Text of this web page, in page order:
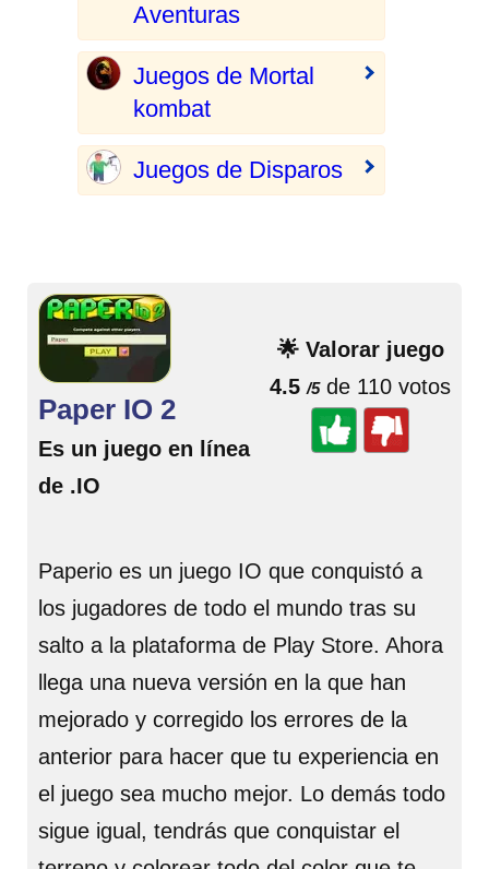
Aventuras
Juegos de Mortal
kombat
Juegos de Disparos
🌟 Valorar juego
4.5 /5de 110 votos
Paper IO 2
Es un juego en línea
de .IO
Paperio es un juego IO que conquistó a
los jugadores de todo el mundo tras su
salto a la plataforma de Play Store. Ahora
llega una nueva versión en la que han
mejorado y corregido los errores de la
anterior para hacer que tu experiencia en
el juego sea mucho mejor. Lo demás todo
sigue igual, tendrás que conquistar el